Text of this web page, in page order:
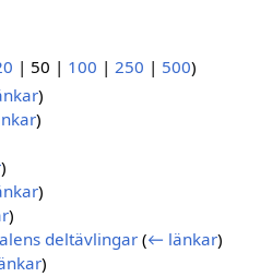
| 50 | 100 | 250 | 500)
)
)
)
)
)
deltävlingar (← länkar)
)